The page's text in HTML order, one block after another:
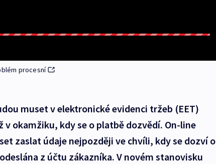
procesní
muset v elektronické evidenci tržeb (EET)
okamžiku, kdy se o platbě dozvědí. On-line
zaslat údaje nejpozději ve chvíli, kdy se dozví o
z účtu zákazníka. V novém stanovisku